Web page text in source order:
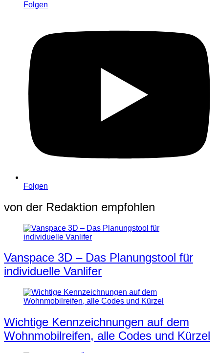
Folgen
Folgen
von der Redaktion empfohlen
Vanspace 3D – Das Planungstool für
individuelle Vanlifer
Wichtige Kennzeichnungen auf dem
Wohnmobilreifen, alle Codes und Kürzel